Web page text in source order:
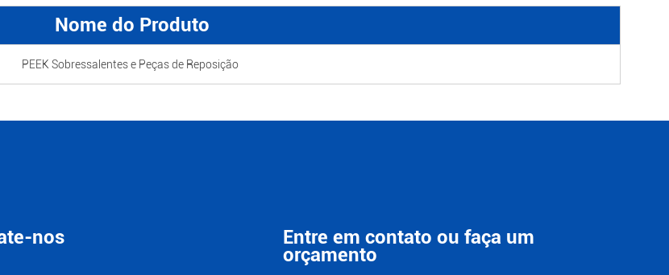
Nome do Produto
PEEK Sobressalentes e Peças de Reposição
nos Entre em contato ou faça um
orçamento